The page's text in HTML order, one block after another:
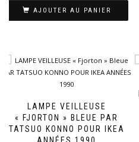
AJOUTER AU PANIER
LAMPE VEILLEUSE
« FJORTON » BLEUE PAR
TATSUO KONNO POUR IKEA